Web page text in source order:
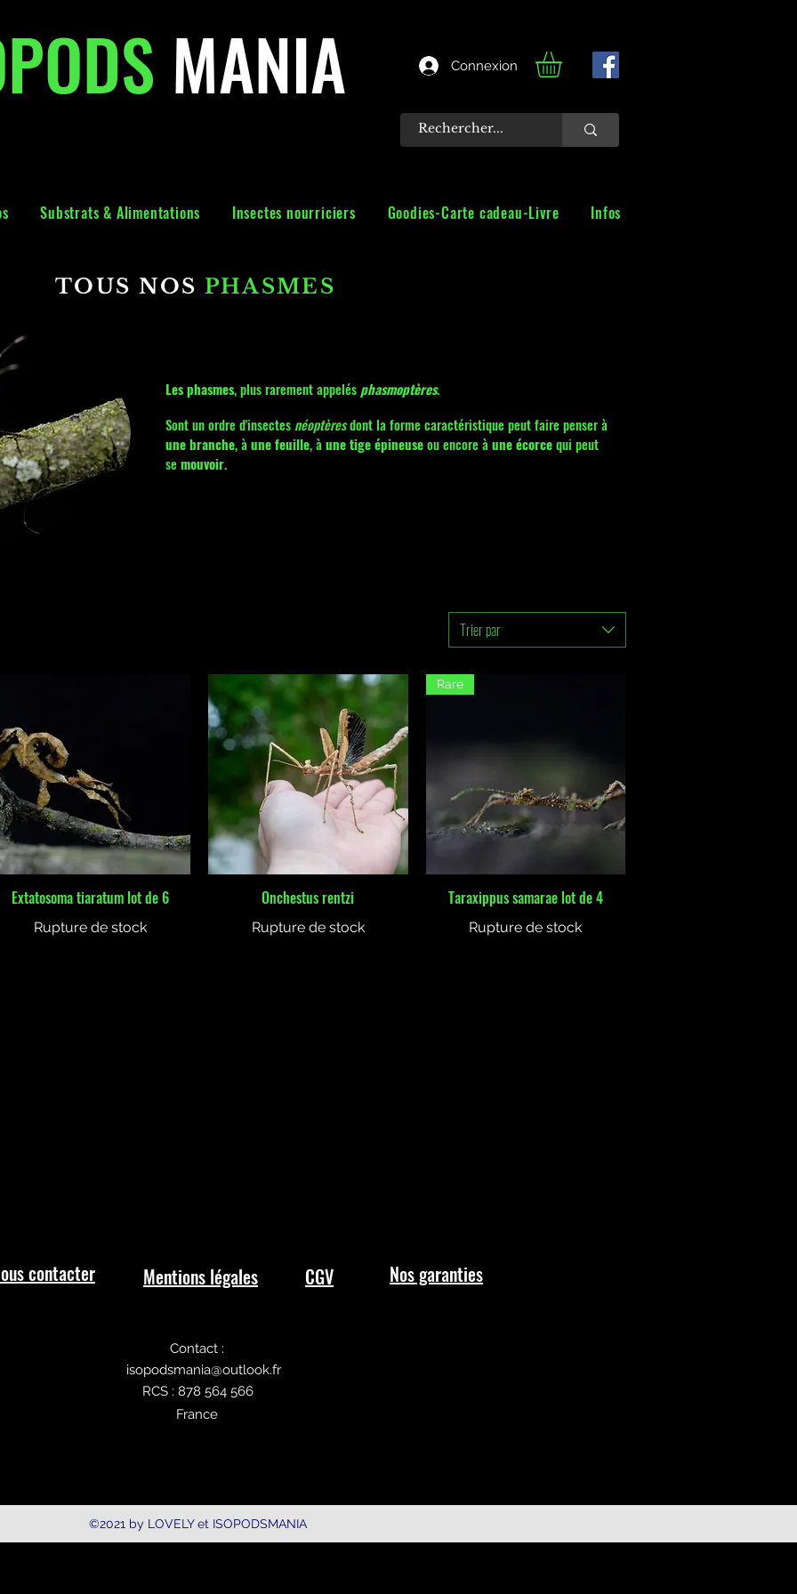
MANIA Connexion
Substrats & Alimentations Insectes nourriciers Goodies-Carte cadeau-Livre Infos
TOUS NOS PHASMES
Les phasmes, plus rarement appelésphasmoptères.
Sont un ordre d'insectes néoptèresdont la forme caractéristique peut faire penser à
une branche, àune feuille, àune tige épineuseou encore àune écorcequi peut
se mouvoir.
Trier par
Aperçu rapide
Extatosoma tiaratum lot de 6
Rupture de stock
Aperçu rapide
Onchestus rentzi
Rupture de stock
Aperçu rapide
Rare
Taraxippus samarae lot de 4
Rupture de stock
contacter Mentions légales CGV Nos garanties
Contact :
isopodsmania@outlook.fr
RCS : 878 564 566
France
©2021 by LOVELY et ISOPODSMANIA